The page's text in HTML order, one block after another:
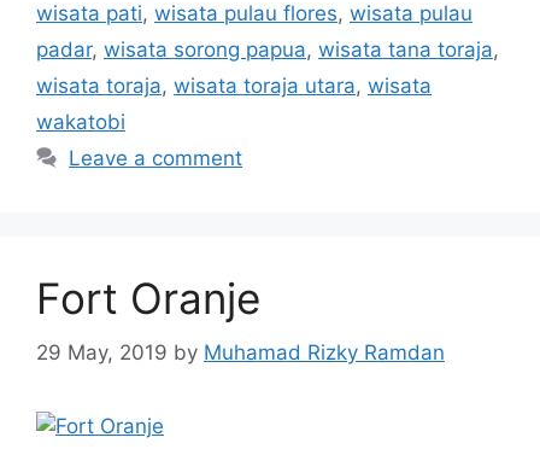
wisata pati, wisata pulau flores, wisata pulau
padar, wisata sorong papua, wisata tana toraja,
wisata toraja, wisata toraja utara, wisata
wakatobi
Leave a comment
Fort Oranje
29 May, 2019 by Muhamad Rizky Ramdan